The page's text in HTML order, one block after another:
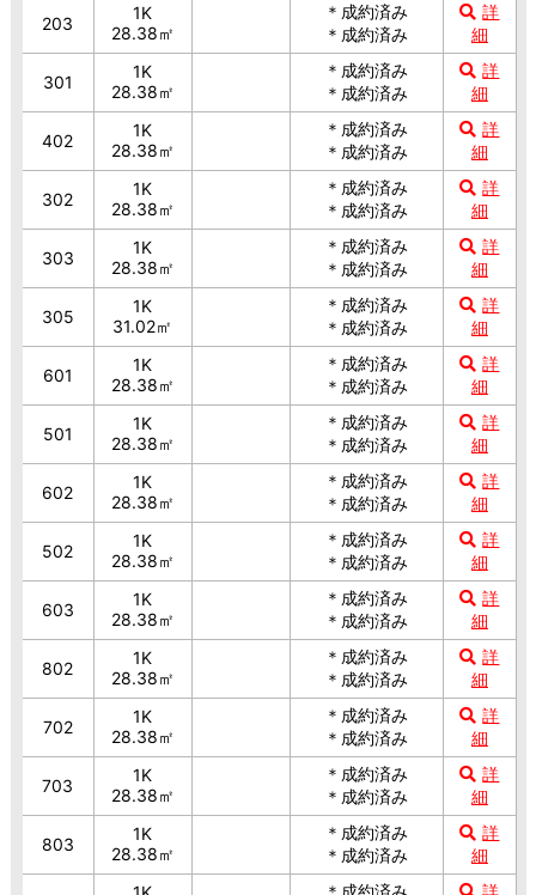
203
1K
28.38㎡
＊成約済み
＊成約済み
詳
細
301
1K
28.38㎡
＊成約済み
＊成約済み
詳
細
402
1K
28.38㎡
＊成約済み
＊成約済み
詳
細
302
1K
28.38㎡
＊成約済み
＊成約済み
詳
細
303
1K
28.38㎡
＊成約済み
＊成約済み
詳
細
305
1K
31.02㎡
＊成約済み
＊成約済み
詳
細
601
1K
28.38㎡
＊成約済み
＊成約済み
詳
細
501
1K
28.38㎡
＊成約済み
＊成約済み
詳
細
602
1K
28.38㎡
＊成約済み
＊成約済み
詳
細
502
1K
28.38㎡
＊成約済み
＊成約済み
詳
細
603
1K
28.38㎡
＊成約済み
＊成約済み
詳
細
802
1K
28.38㎡
＊成約済み
＊成約済み
詳
細
702
1K
28.38㎡
＊成約済み
＊成約済み
詳
細
703
1K
28.38㎡
＊成約済み
＊成約済み
詳
細
803
1K
28.38㎡
＊成約済み
＊成約済み
詳
細